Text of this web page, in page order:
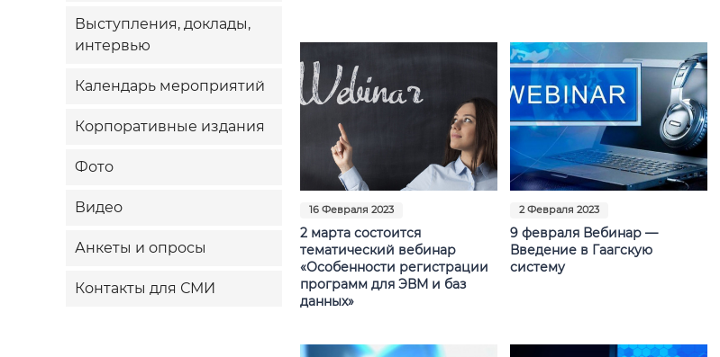
Выступления, доклады,
интервью
Календарь мероприятий
Корпоративные издания
Фото
Видео
Анкеты и опросы
Контакты для СМИ
16 Февраля 2023
2 марта состоится
тематический вебинар
«Особенности регистрации
программ для ЭВМ и баз
данных»
2 Февраля 2023
9 февраля Вебинар —
Введение в Гаагскую
систему